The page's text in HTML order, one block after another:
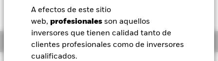
A efectos de este sitio
web, profesionales son aquellos
inversores que tienen calidad tanto de
clientes profesionales como de inversores
cualificados.
BlackRock
iShares
USD 0,00 (0,00%)
Información general